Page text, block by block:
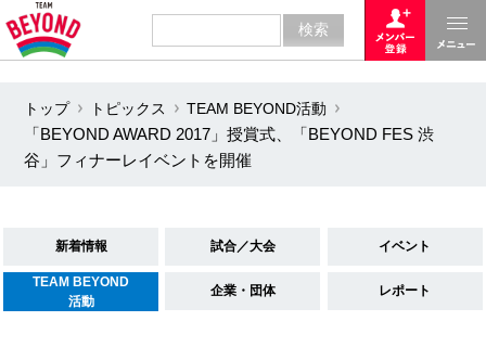
トップ トピックス
TEAM BEYOND活動
「BEYOND AWARD 2017」授賞式、「BEYOND FES 渋
谷」フィナーレイベントを開催
新着情報 試合／大会 イベント
TEAM BEYOND
活動
企業・団体 レポート